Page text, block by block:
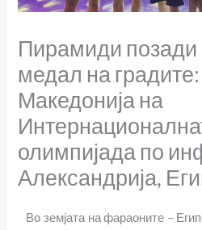
Пирамиди позади
медал на
Македонија на
олимпијада по
Александрија,
Во земјата на фараоните –